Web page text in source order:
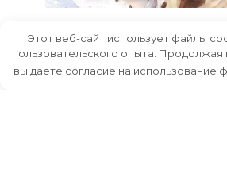
Шашлык в духовке на
подушке, рецепт с фото
видео
Этот веб-сайт использует файлы
пользовательского опыта. Продолжая
вы даете согласие на использование